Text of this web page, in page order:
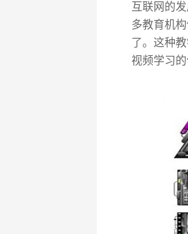
互联网的
多教育机
了。这种
视频学习的